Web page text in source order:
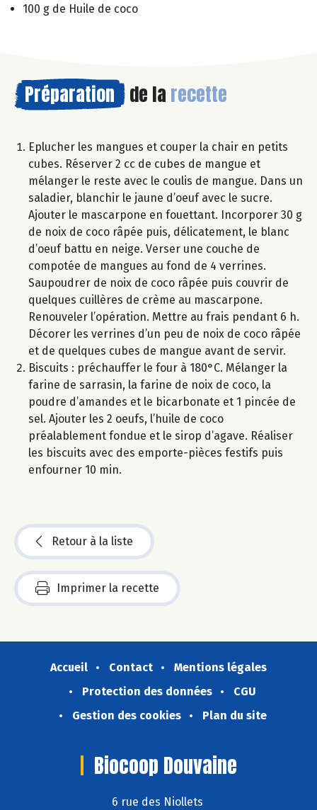
100 g de Huile de coco
Préparation de la recette
Eplucher les mangues et couper la chair en petits
cubes. Réserver 2 cc de cubes de mangue et
mélanger le reste avec le coulis de mangue. Dans un
saladier, blanchir le jaune d’oeuf avec le sucre.
Ajouter le mascarpone en fouettant. Incorporer 30 g
de noix de coco râpée puis, délicatement, le blanc
d’oeuf battu en neige. Verser une couche de
compotée de mangues au fond de 4 verrines.
Saupoudrer de noix de coco râpée puis couvrir de
quelques cuillères de crème au mascarpone.
Renouveler l’opération. Mettre au frais pendant 6 h.
Décorer les verrines d’un peu de noix de coco râpée
et de quelques cubes de mangue avant de servir.
Biscuits : préchauffer le four à 180°C. Mélanger la
farine de sarrasin, la farine de noix de coco, la
poudre d’amandes et le bicarbonate et 1 pincée de
sel. Ajouter les 2 oeufs, l’huile de coco
préalablement fondue et le sirop d’agave. Réaliser
les biscuits avec des emporte-pièces festifs puis
enfourner 10 min.
Retour à la liste
Imprimer la recette
Accueil Contact
Mentions légales
Protection des données
CGU
Gestion des cookies
Plan du site
Biocoop Douvaine
6 rue des Niollets